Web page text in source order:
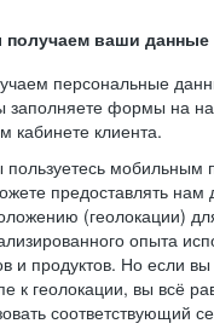
получаем ваши данные
персональные
заполняете формы на
кабинете клиента.
пользуетесь мобильным
предоставлять нам
(геолокации)
опыта
и продуктов. Но если
к геолокации, вы всё
соответствующий